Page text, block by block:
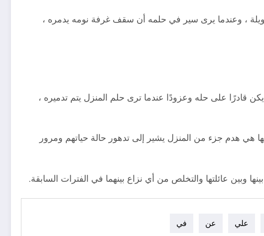
، وعندما يرى سير في حلمه أن سقف غرفة نومه يدمره ،
قادرًا على حله وعزودًا عندما ترى حلم المنزل يتم تدميره ،
هي هدم جزء من المنزل يشير إلى تدهور حالة حياتهم ومرور
وبين عائلتها والتخلص من أي نزاع بينهما في الفترات السابقة.
علي عن في